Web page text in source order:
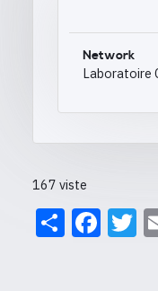
Network
Laboratoire
167 viste
Share